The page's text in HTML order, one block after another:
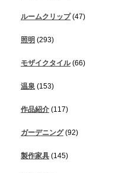
ルームクリップ(47)
照明 (293)
モザイクタイル(66)
温泉 (153)
作品紹介 (117)
ガーデニング(92)
製作家具 (145)